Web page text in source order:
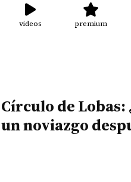
videos premium
Círculo de
un noviazgo